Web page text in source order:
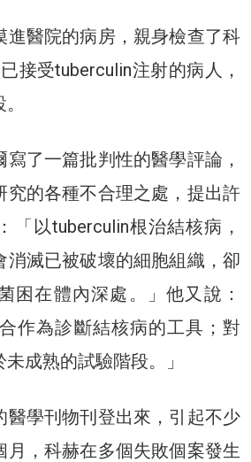
進醫院的病房，親身檢查了科
接受tuberculin注射的病人，
了一篇批判性的醫學評論，
究的各種不合理之處，提出許
「以tuberculin根治結核病，
消滅已被破壞的細胞組織，卻
困在體內深處。」他又說：
合作為診斷結核病的工具；對
成熟的試驗階段。」
醫學刊物刊登出來，引起不少
月，科赫在多個失敗個案發生